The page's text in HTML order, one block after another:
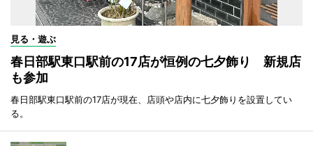
見る・遊ぶ
春日部駅東口駅前の17店が恒例の七夕飾り 新規店
も参加
春日部駅東口駅前の17店が現在、店頭や店内に七夕飾りを設置してい
る。